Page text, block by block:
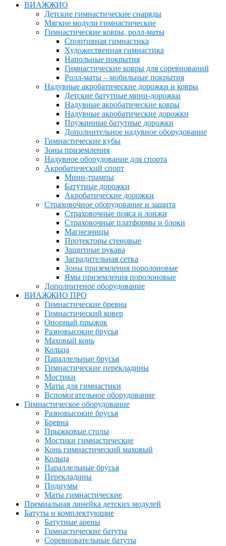
ВИАЖЖИО
Детские гимнастические снаряды
Мягкие модули гимнастические
Гимнастические ковры, ролл-маты
Спортивная гимнастика
Художественная гимнастика
Напольные покрытия
Гимнастические ковры для соревнований
Ролл-маты – мобильные покрытия
Надувные акробатические дорожки и ковры
Детские батутные мини-дорожки
Надувные акробатические ковры
Надувные акробатические дорожки
Пружинные батутные дорожки
Дополнительное надувное оборудование
Гимнастические кубы
Зоны приземления
Надувное оборудование для спорта
Акробатический спорт
Мини-трампы
Батутные дорожки
Акробатические дорожки
Страховочное оборудование и защита
Страховочные пояса и лонжи
Страховочные платформы и блоки
Магнезницы
Протекторы стеновые
Защитные рукава
Заградительная сетка
Зоны приземления поролоновые
Ямы приземления поролоновые
Дополнитеное оборудование
ВИАЖЖИО ПРО
Гимнастические бревна
Гимнастический ковер
Опорный прыжок
Разновысокие брусья
Маховый конь
Кольца
Параллельные брусья
Гимнастические перекладины
Мостики
Маты для гимнастики
Вспомогательное оборудование
Гимнастическое оборудование
Разновысокие брусья
Бревна
Прыжковые столы
Мостики гимнастические
Конь гимнастический маховый
Кольца
Параллельные брусья
Перекладины
Подиумы
Маты гимнастические
Премиальная линейка детских модулей
Батуты и комплектующие
Батутные арены
Гимнастические батуты
Соревновательные батуты